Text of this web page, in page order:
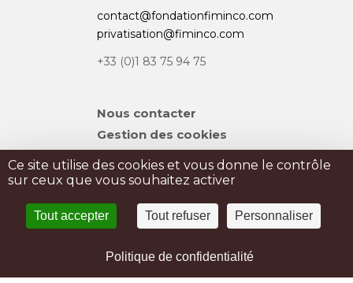
contact@fondationfiminco.com
privatisation@fiminco.com
+33 (0)1 83 75 94 75
Aller
contenu
Nous contacter
Gestion des cookies
Plan du site
PRESSE
Mentions légales
Ce site utilise des cookies et vous donne le contrôle
sur ceux que vous souhaitez activer
Tout accepter Tout refuser Personnaliser
Politique de confidentialité